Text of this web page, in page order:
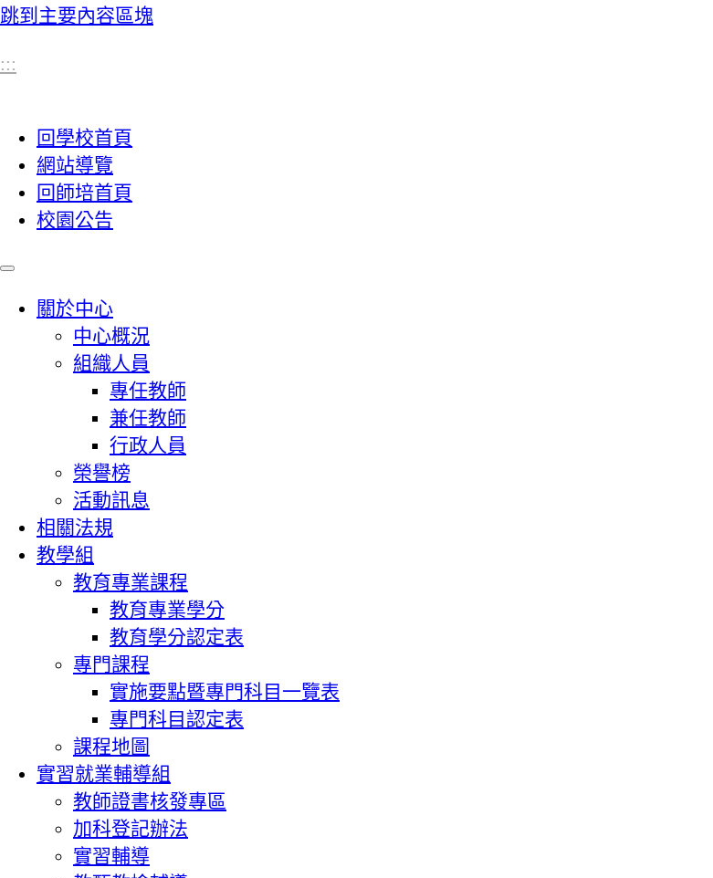
跳到主要內容區塊
:::
回學校首頁
網站導覽
回師培首頁
校園公告
關於中心
中心概況
組織人員
專任教師
兼任教師
行政人員
榮譽榜
活動訊息
相關法規
教學組
教育專業課程
教育專業學分
教育學分認定表
專門課程
實施要點暨專門科目一覽表
專門科目認定表
課程地圖
實習就業輔導組
教師證書核發專區
加科登記辦法
實習輔導